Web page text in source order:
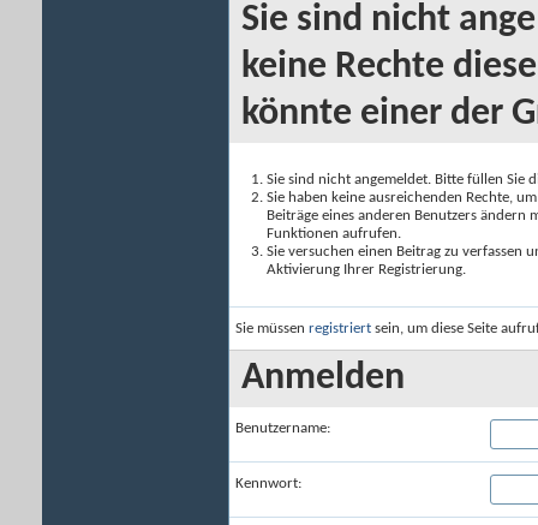
Sie sind nicht
keine Rechte
könnte einer der
Sie sind nicht angemeldet. Bitte füllen Sie
Sie haben keine ausreichenden Rechte,
Beiträge eines anderen Benutzers
Funktionen aufrufen.
Sie versuchen einen Beitrag zu verfassen
Aktivierung Ihrer Registrierung.
Sie müssen registriert sein, um diese Seite
Anmelden
Benutzername:
Kennwort: